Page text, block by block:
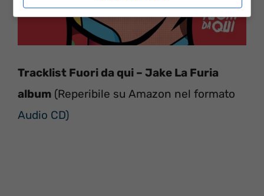
Tracklist Fuori da qui – Jake La Furia
album (Reperibile su Amazon nel formato
Audio CD)